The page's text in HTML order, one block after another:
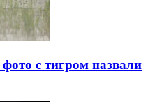
с тигром назвали